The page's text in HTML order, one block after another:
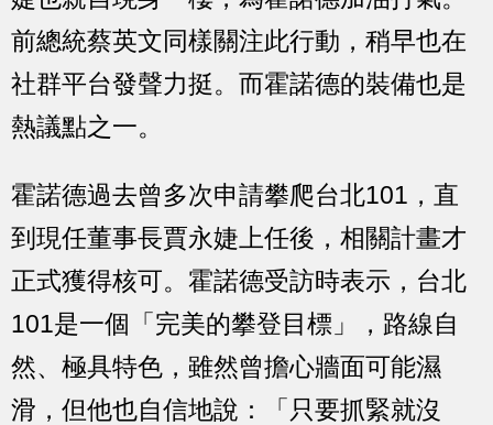
前總統蔡英文同樣關注此行動，稍早也在
社群平台發聲力挺。而霍諾德的裝備也是
熱議點之一。
霍諾德過去曾多次申請攀爬台北101，直
到現任董事長賈永婕上任後，相關計畫才
正式獲得核可。霍諾德受訪時表示，台北
101是一個「完美的攀登目標」，路線自
然、極具特色，雖然曾擔心牆面可能濕
滑，但他也自信地說：「只要抓緊就沒